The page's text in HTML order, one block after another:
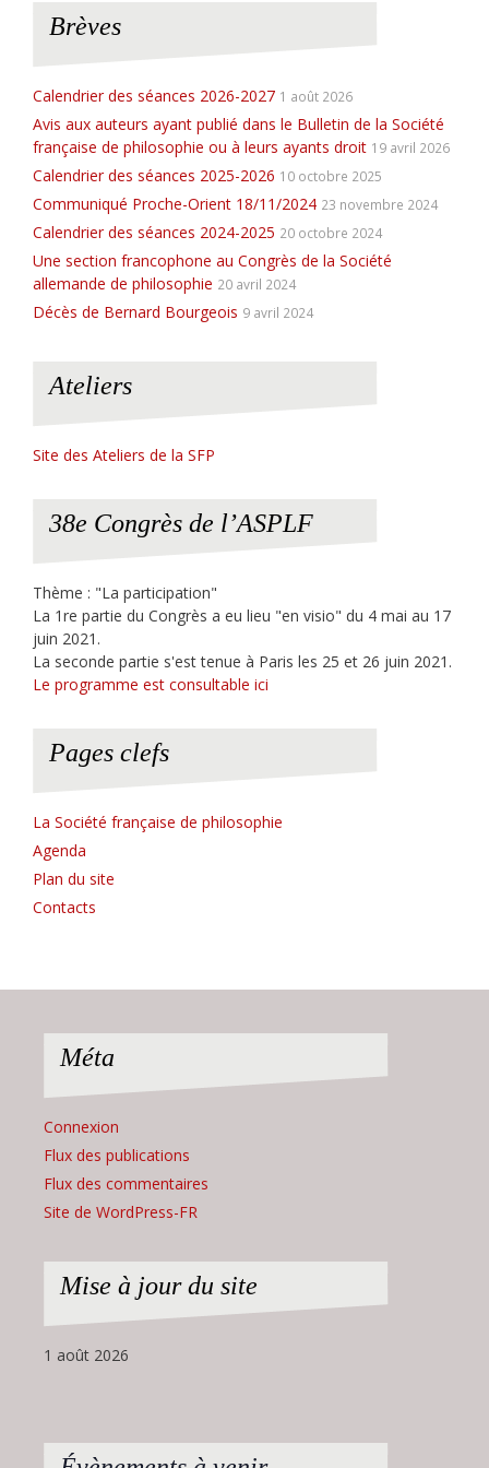
e
n
t
s
Brèves
Calendrier des séances 2026-2027 1 août 2026
Avis aux auteurs ayant publié dans le Bulletin de la Société
française de philosophie ou à leurs ayants droit 19 avril 2026
Calendrier des séances 2025-2026 10 octobre 2025
Communiqué Proche-Orient 18/11/2024 23 novembre 2024
Calendrier des séances 2024-2025 20 octobre 2024
Une section francophone au Congrès de la Société
allemande de philosophie 20 avril 2024
Décès de Bernard Bourgeois 9 avril 2024
Ateliers
Site des Ateliers de la SFP
38e Congrès de l’ASPLF
Thème : "La participation"
La 1re partie du Congrès a eu lieu "en visio" du 4 mai au 17
juin 2021.
La seconde partie s'est tenue à Paris les 25 et 26 juin 2021.
Le programme est consultable ici
Pages clefs
La Société française de philosophie
Agenda
Plan du site
Contacts
Méta
Connexion
Flux des publications
Flux des commentaires
Site de WordPress-FR
Mise à jour du site
1 août 2026